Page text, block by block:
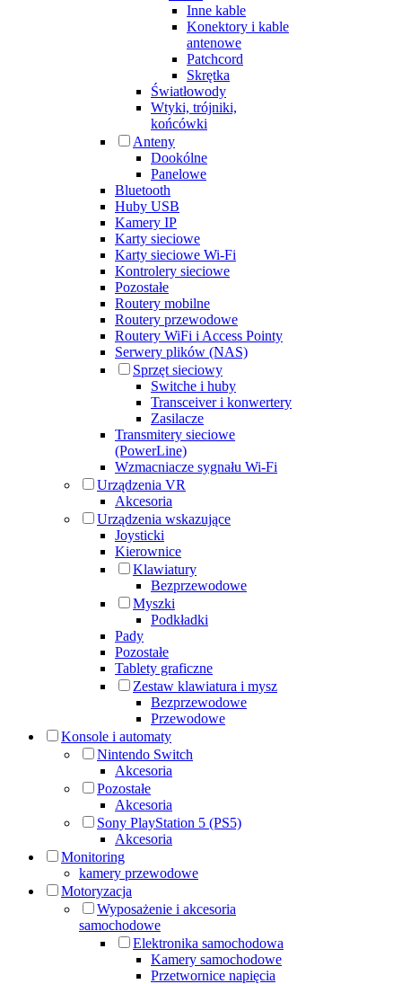
Inne kable
Konektory i kable
antenowe
Patchcord
Skrętka
Światłowody
Wtyki, trójniki,
końcówki
Anteny
Dookólne
Panelowe
Bluetooth
Huby USB
Kamery IP
Karty sieciowe
Karty sieciowe Wi-Fi
Kontrolery sieciowe
Pozostałe
Routery mobilne
Routery przewodowe
Routery WiFi i Access Pointy
Serwery plików (NAS)
Sprzęt sieciowy
Switche i huby
Transceiver i konwertery
Zasilacze
Transmitery sieciowe
(PowerLine)
Wzmacniacze sygnału Wi-Fi
Urządzenia VR
Akcesoria
Urządzenia wskazujące
Joysticki
Kierownice
Klawiatury
Bezprzewodowe
Myszki
Podkładki
Pady
Pozostałe
Tablety graficzne
Zestaw klawiatura i mysz
Bezprzewodowe
Przewodowe
Konsole i automaty
Nintendo Switch
Akcesoria
Pozostałe
Akcesoria
Sony PlayStation 5 (PS5)
Akcesoria
Monitoring
kamery przewodowe
Motoryzacja
Wyposażenie i akcesoria
samochodowe
Elektronika samochodowa
Kamery samochodowe
Przetwornice napięcia